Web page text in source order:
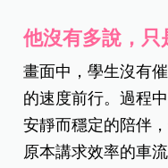
他沒有多說，只
畫面中，學生沒有
的速度前行。過程
安靜而穩定的陪伴
原本講求效率的車